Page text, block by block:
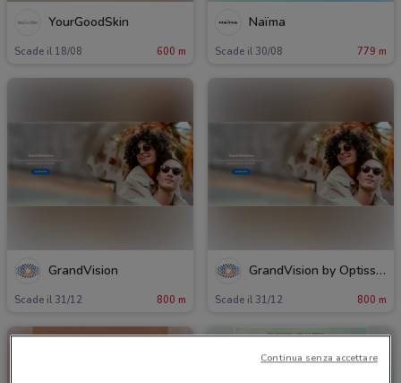
YourGoodSkin
Scade il 18/08 600 m
Naïma
Scade il 30/08 779 m
GrandVision
Scade il 31/12 800 m
GrandVision by Optissimo
Scade il 31/12 800 m
Continua senza accettare